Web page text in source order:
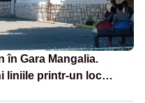
în Gara Mangalia.
liniile printr-un loc